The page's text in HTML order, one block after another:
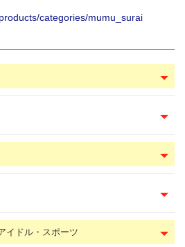
categories/mumu_surai
イドル・スポーツ